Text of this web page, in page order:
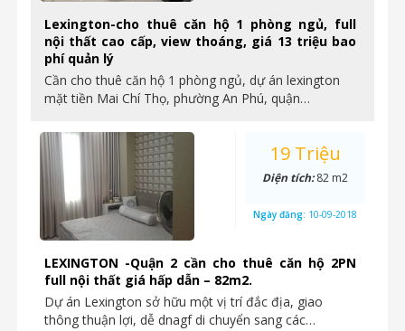
Lexington-cho thuê căn hộ 1 phòng ngủ, full
nội thất cao cấp, view thoáng, giá 13 triệu bao
phí quản lý
Cần cho thuê căn hộ 1 phòng ngủ, dự án lexington
mặt tiền Mai Chí Thọ, phường An Phú, quận…
LEXINGTON -Quận 2 cần cho thuê căn hộ 2PN
full nội thất giá hấp dẫn – 82m2.
Dự án Lexington sở hữu một vị trí đắc địa, giao
thông thuận lợi, dễ dnagf di chuyển sang các…
19 Triệu
Diện tích:82 m2
Ngày đăng: 10-09-2018